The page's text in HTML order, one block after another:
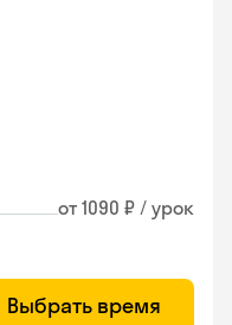
от 1090 ₽ / урок
Выбрать время